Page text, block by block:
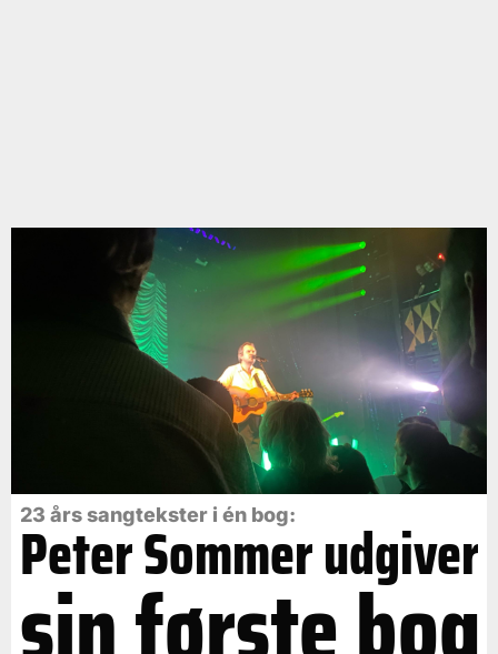
23 års sangtekster i én bog:
Peter Sommer udgiver